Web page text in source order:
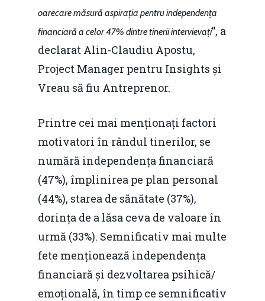
oarecare măsură aspirația pentru independența
financiară a celor 47% dintre tinerii intervievați”, a
declarat Alin-Claudiu Apostu,
Project Manager pentru Insights și
Vreau să fiu Antreprenor.
Printre cei mai menționați factori
motivatori în rândul tinerilor, se
numără independența financiară
(47%), împlinirea pe plan personal
(44%), starea de sănătate (37%),
dorința de a lăsa ceva de valoare în
urmă (33%). Semnificativ mai multe
fete menționează independența
financiară și dezvoltarea psihică/
emoțională, în timp ce semnificativ